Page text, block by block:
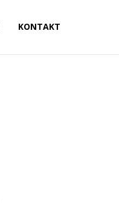
KONTAKT